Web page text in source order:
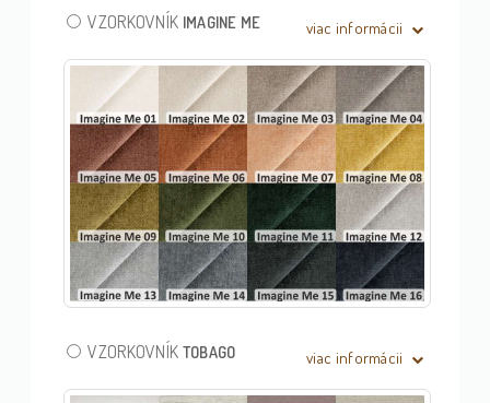
VZORKOVNÍK IMAGINE ME viac informácii
VZORKOVNÍK TOBAGO viac informácii